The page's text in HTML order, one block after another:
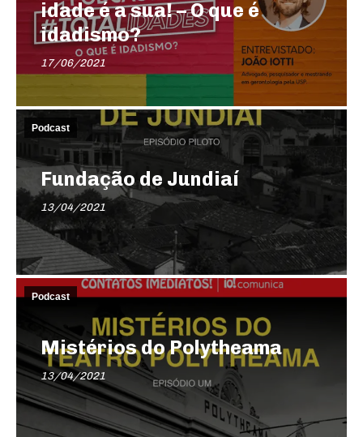
idade é a sua! – O que é
idadismo?
17/06/2021
Podcast
Fundação de Jundiaí
13/04/2021
Podcast
Mistérios do Polytheama
13/04/2021